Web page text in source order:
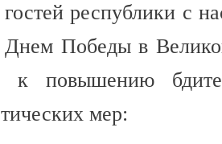
гостей республики с
Днем Победы в
к повышению
мер: